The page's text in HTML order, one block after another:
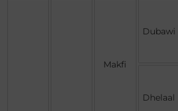
Makfi
Dubawi
Dhelaal